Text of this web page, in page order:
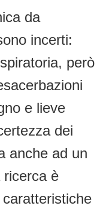
da
incerti:
però
e lieve
dei
anche ad un
ricerca è